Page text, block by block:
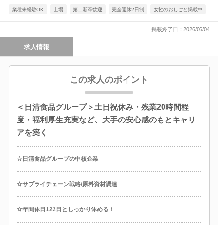
業種未経験OK 上場 第二新卒歓迎 完全週休2日制 女性のおしごと掲載中
掲載終了日：2026/06/04
求人情報
この求人のポイント
＜日清食品グループ＞土日祝休み・残業20時間程
度・福利厚生充実など、大手の安心感のもとキャリ
アを築く
☆日清食品グループの中核企業
☆サプライチェーン戦略/原料資材調達
☆年間休日122日としっかり休める！